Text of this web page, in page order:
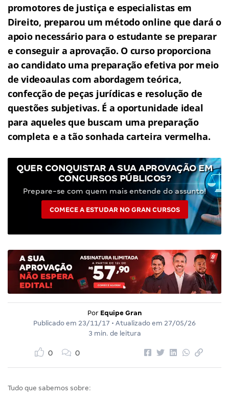
promotores de justiça e especialistas em
Direito, preparou um método online que dará o
apoio necessário para o estudante se preparar
e conseguir a aprovação. O curso proporciona
ao candidato uma preparação efetiva por meio
de videoaulas com abordagem teórica,
confecção de peças jurídicas e resolução de
questões subjetivas. É a oportunidade ideal
para aqueles que buscam uma preparação
completa e a tão sonhada carteira vermelha.
QUER CONQUISTAR A SUA APROVAÇÃO EM
CONCURSOS PÚBLICOS?
Prepare-se com quem mais entende do assunto!
COMECE A ESTUDAR NO GRAN CURSOS
Por Equipe Gran
Publicado em 23/11/17 • Atualizado em 27/05/26
3 min. de leitura
0 0
Tudo que sabemos sobre: